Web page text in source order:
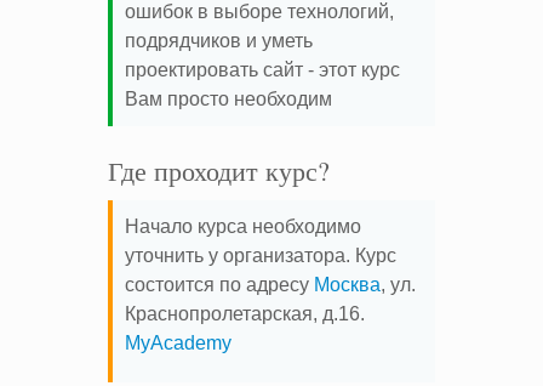
ошибок в выборе технологий,
подрядчиков и уметь
проектировать сайт - этот курс
Вам просто необходим
Где проходит курс?
Начало курса необходимо
уточнить у организатора. Курс
состоится по адресу Москва, ул.
Краснопролетарская, д.16.
MyAcademy